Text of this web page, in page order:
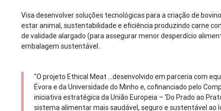
Visa desenvolver soluções tecnológicas para a criação de
estar animal, sustentabilidade e eficiência produzindo carne
de validade alargado (para assegurar menor desperdício
embalagem sustentável.
"O projeto Ethical Meat ...desenvolvido em parceria com
Évora e da Universidade do Minho e, cofinanciado pelo
iniciativa estratégica da União Europeia – ‘Do Prado ao
sistema alimentar mais saudável, seguro e sustentável ao